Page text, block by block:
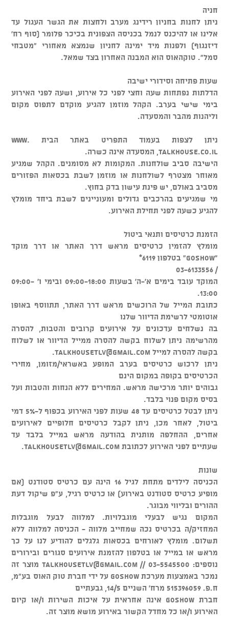
חניה
ניתן לחנות בחניון רידינג מערב ולחצות את הגשר העגול עד
אלינו או להיכנס לנמל בכניסה הצפונית בכיכר פלומר (סוף רח'
דיזנגוף) ולפנות מיד ימינה לחניון שנמצא מאחורי "מטבחי
סמל". טוקהאוס הוא המבנה האחרון בצד שמאל.
שעות פתיחה וסידורי ישיבה
הדלתות נפתחות שעה וחצי לפני כל אירוע, ושעה לפני האירוע
בימי שישי בערב. הקהל מוזמן להגיע מוקדם לתפוס מקום
וליהנות מהבר והמסעדה.
ניתן לצפות בעמוד התפריט באתר הבית www.
talkhouse.co.il, המסעדה אינה כשרה.
הישיבה סביב שולחנות. המקומות לא מסומנים. הקהל שמגיע
מאוחר מצטרף לשולחנות או מוזמן לשבת בכסאות הפזורים
מסביב באולם, יש פינת עישון בדק בחוץ.
מי שמגיעים בהרכבים גדולים ומעוניינים לשבת ביחד מומלץ
להגיע כשעה לפני תחילת האירוע.
הזמנת כרטיסים ותנאי ביטול
מומלץ להזמין כרטיסים מראש דרך האתר או דרך מוקד
"GOSHOW" בטלפון 6119*
/ 03-6133556
המוקד עובד בימים א'-ה' בשעות 09:00-18:00 ובימי ו' 09:00-
13:00.
כתובת המייל של הרוכשים מראש דרך האתר, תתווסף באופן
אוטומטי לרשימת הדיוור שלנו
בה נשלחים עדכונים על אירועים קרובים והטבות, להסרה
מהרשימה ניתן לשלוח בקשה להסרה ממייל הדיוור או לשלוח
בקשה להסרה למיילtalkhousetlv@gmail.com
.
ניתן לרכוש כרטיסים בערב המופע באשראי/מזומן, מחירי
הכרטיסים בקופה במקום הינם
גבוהים יותר מרכישה מראש. המחירים ללא הנחות והטבות ועל
בסיס מקום פנוי בלבד.
ניתן לבטל כרטיסים עד 48 שעות לפני האירוע בכפוף ל-5% דמי
ביטול, לאחר מכן, ניתן לקבל כרטיסים חלופיים לאירועים
אחרים, ההחלפה מותנית בהודעה מראש במייל בלבד עד
שעתיים לפני האירוע לכתובתtalkhousetlv@gmail.com
.
שונות
הכניסה לילדים מתחת לגיל 16 הינה עם כרטיס סטודנט (אם
מופיע כרטיס סטודנט באירוע) או כרטיס רגיל, ע"פ שיקול דעת
ההורים ובליווי מבוגר.
המקום נגיש לבעלי מוגבלויות. למלווה לבעל מוגבלות
המחזיק/ה בכרטיס נכה שמחייב מלווה - הכניסה למלווה ללא
תשלום. מומלץ לאורחים בכסאות גלגלים להודיע לנו על כך
מראש או במייל או בטלפון להזמנת אירועים סגורים ובירורים
נוספים: 03-5545500 //
talkhousetlv@gmail.com מוצר זה
נמכר באמצעות מערכת GOSHOW על ידי חברת טוק האוס בע"מ,
ח.פ. 515396059 מרח' השניים 14/5, גבעתיים
חברת GOSHOW אינה אחראית על איכות השירות ו/או קיום
האירוע ו/או כל מחדל הקשור באירוע מושא מוצר זה.